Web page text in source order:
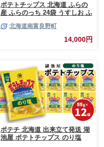
ポテトチップス 北海道 ふらの
産 ふらのっち 24袋 うすしお ふ
スナック スナック菓子 ポテト
チップ チップス ポテト 芋 菓子
お菓子 おやつ 箱 農協 ギフト
北海道南富良野町
14,000円
ポテチ 北海道 出来立て発送 湖
池屋 ポテトチップス のり塩